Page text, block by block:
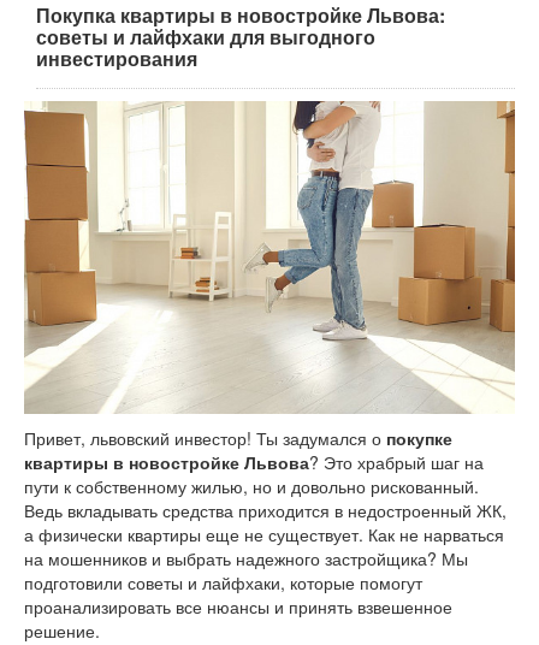
Покупка квартиры в новостройке Львова:
советы и лайфхаки для выгодного
инвестирования
Привет, львовский инвестор! Ты задумался о покупке
квартиры в новостройке Львова? Это храбрый шаг на
пути к собственному жилью, но и довольно рискованный.
Ведь вкладывать средства приходится в недостроенный ЖК,
а физически квартиры еще не существует. Как не нарваться
на мошенников и выбрать надежного застройщика? Мы
подготовили советы и лайфхаки, которые помогут
проанализировать все нюансы и принять взвешенное
решение.